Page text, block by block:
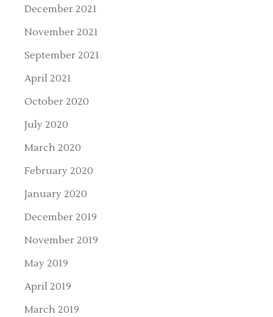
December 2021
November 2021
September 2021
April 2021
October 2020
July 2020
March 2020
February 2020
January 2020
December 2019
November 2019
May 2019
April 2019
March 2019